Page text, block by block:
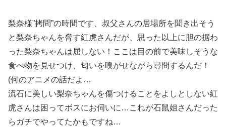
梨奈様”拷問”の時間です、叔父さんの居場所を聞き出そう
と梨奈ちゃんを脅す紅虎さんだが、思った以上に胆の据わ
った梨奈ちゃんは屈しない！ここは目の前で美味しそうな
食べ物を見せつけ、匂いを嗅がせながら尋問するんだ！
(何のアニメの話だよ…
流石に美しい梨奈ちゃんを傷つけることをよしとしない紅
虎さんは困ってボスにお伺いに…これが石鼠姐さんだった
らガチでやってたかもですね…